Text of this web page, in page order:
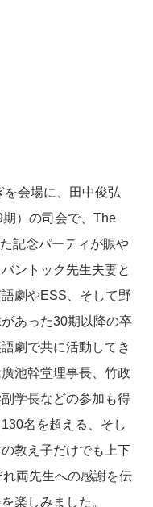
会場に、田中俊弘
期）の司会で、The
記念パーティが賑や
ントック先生夫妻と
劇やESS、そして野
あった30期以降の卒
劇で共に活動してき
池幹堂理事長、竹政
学長などの参加も得
名を超える、そし
教え子だけでも上下
両先生への感謝を伝
楽しみました。